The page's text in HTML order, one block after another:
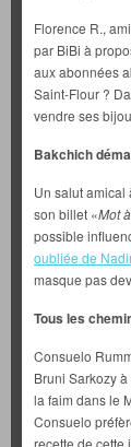
Florence R.,
par BiBi à
aux abonnées
Saint-Flour ?
vendre ses
Bakchich
Un salut amical
son billet «Mot
possible
oubliée de
masque pas
Tous les
Consuelo
Bruni Sarkozy
la faim dans le
Consuelo
recette de cette